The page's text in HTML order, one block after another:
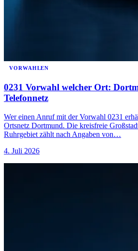
VORWAHLEN
0231 Vorwahl welcher Ort:
Telefonnetz
Wer einen Anruf mit der Vorwahl 0231
Ortsnetz Dortmund. Die kreisfreie
Ruhrgebiet zählt nach Angaben von…
4. Juli 2026